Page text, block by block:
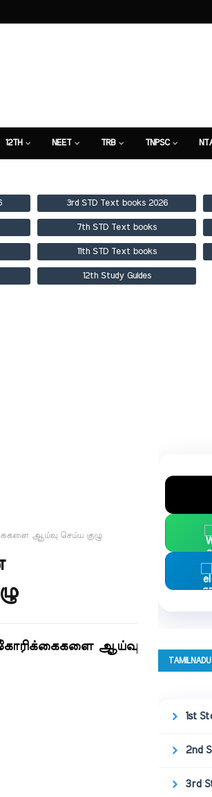
12TH NEET TRB TNPSC
3rd STD Text books 2026
7th STD Text books
11th STD Text books
12th Study Guides
ஆய்வு செய்ய குழு
கோரிக்கைகளை ஆய்வு
1st
2nd
3rd